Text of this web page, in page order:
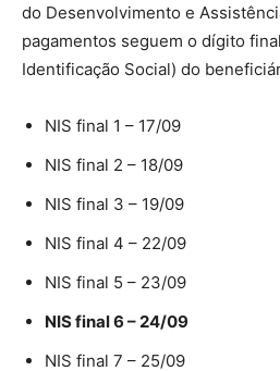
do Desenvolvimento e
pagamentos seguem o dígito
Identificação Social) do
NIS final 1 – 17/09
NIS final 2 – 18/09
NIS final 3 – 19/09
NIS final 4 – 22/09
NIS final 5 – 23/09
NIS final 6 – 24/09
NIS final 7 – 25/09